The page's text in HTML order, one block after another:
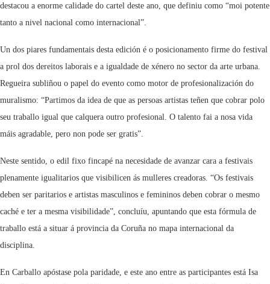
destacou a enorme calidade do cartel deste ano, que definiu como “moi potente
tanto a nivel nacional como internacional”.
Un dos piares fundamentais desta edición é o posicionamento firme do festival
a prol dos dereitos laborais e a igualdade de xénero no sector da arte urbana.
Regueira subliñou o papel do evento como motor de profesionalización do
muralismo: “Partimos da idea de que as persoas artistas teñen que cobrar polo
seu traballo igual que calquera outro profesional. O talento fai a nosa vida
máis agradable, pero non pode ser gratis”.
Neste sentido, o edil fixo fincapé na necesidade de avanzar cara a festivais
plenamente igualitarios que visibilicen ás mulleres creadoras. “Os festivais
deben ser paritarios e artistas masculinos e femininos deben cobrar o mesmo
caché e ter a mesma visibilidade”, concluíu, apuntando que esta fórmula de
traballo está a situar á provincia da Coruña no mapa internacional da
disciplina.
En Carballo apóstase pola paridade, e este ano entre as participantes está Isa